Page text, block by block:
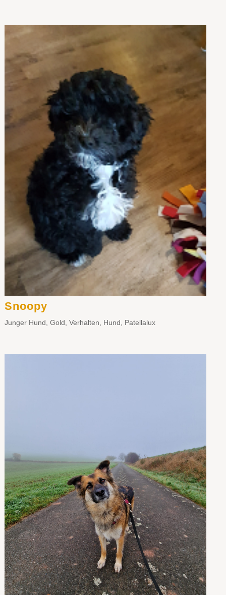
Snoopy
Junger Hund, Gold, Verhalten, Hund, Patellalux